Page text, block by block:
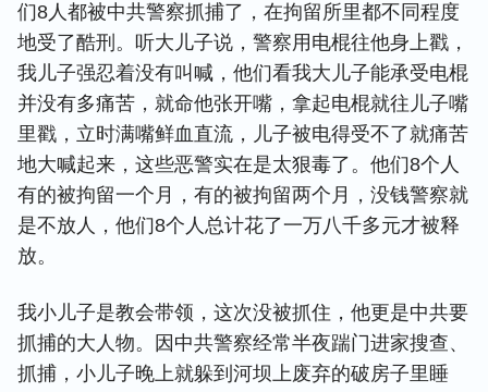
们8人都被中共警察抓捕了，在拘留所里都不同程度
地受了酷刑。听大儿子说，警察用电棍往他身上戳，
我儿子强忍着没有叫喊，他们看我大儿子能承受电棍
并没有多痛苦，就命他张开嘴，拿起电棍就往儿子嘴
里戳，立时满嘴鲜血直流，儿子被电得受不了就痛苦
地大喊起来，这些恶警实在是太狠毒了。他们8个人
有的被拘留一个月，有的被拘留两个月，没钱警察就
是不放人，他们8个人总计花了一万八千多元才被释
放。
我小儿子是教会带领，这次没被抓住，他更是中共要
抓捕的大人物。因中共警察经常半夜踹门进家搜查、
抓捕，小儿子晚上就躲到河坝上废弃的破房子里睡